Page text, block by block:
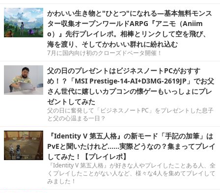
かわいい生き物と"ひとつ"になれる―基本無料モンス
ター収集オープンワールドARPG『アニモ（Aniim
o）』先行プレイレポ。相棒とリンクして空を飛び、
海を渡り、そしてかわいい群れに紛れ込む
7月に国内向け初のクローズドベータ開催！
父の日のプレゼントはビジネスノートPCがおすす
め！？「MSI Prestige-14-AI+D3MG-2619JP」でお父
さん世代に嬉しいカプコンの懐ゲーもいっしょにプレ
ゼントしてみた
父の日に奮発して「ビジネスノートPC」をプレゼントした息子
と父の心温まる一日？
『Identity V 第五人格』の新モード「手記の加筆」は
PvEと聞いたけれど……実際どうなの？集まってプレイ
してみた！【プレイレポ】
『Identity V 第五人格』が好きな人やプレイしたことある人、全
くプレイしたことがない人など、様々な4人を集めてプレイして
みました！